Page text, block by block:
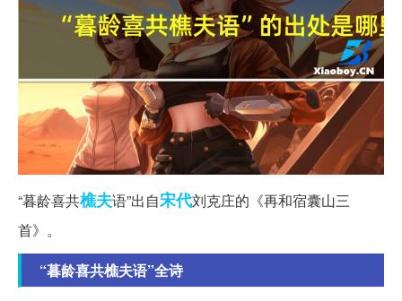
“暮龄喜共樵夫语”出自宋代刘克庄的《再和宿囊山三
首》。
“暮龄喜共樵夫语”全诗